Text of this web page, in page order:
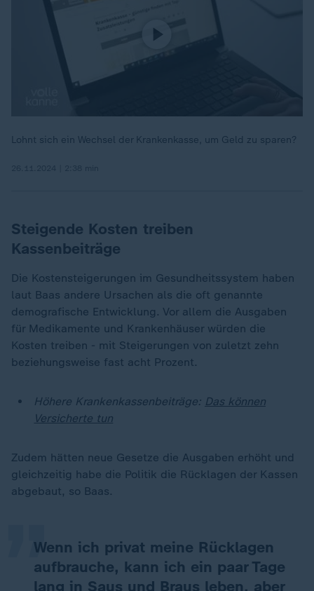
Lohnt sich ein Wechsel der Krankenkasse, um Geld zu sparen?
Steigende Kosten treiben
Kassenbeiträge
Die Kostensteigerungen im Gesundheitssystem haben
laut Baas andere Ursachen als die oft genannte
demografische Entwicklung. Vor allem die Ausgaben
für Medikamente und Krankenhäuser würden die
Kosten treiben - mit Steigerungen von zuletzt zehn
beziehungsweise fast acht Prozent.
Höhere Krankenkassenbeiträge: Das können
Versicherte tun
Zudem hätten neue Gesetze die Ausgaben erhöht und
gleichzeitig habe die Politik die Rücklagen der Kassen
abgebaut, so Baas.
Wenn ich privat meine Rücklagen
aufbrauche, kann ich ein paar Tage
lang in Saus und Braus leben, aber
„